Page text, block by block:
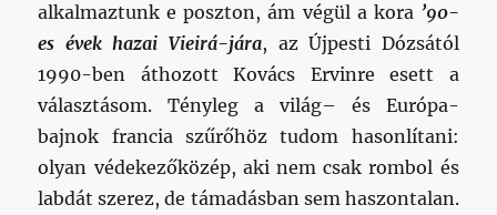
alkalmaztunk e poszton, ám végül a kora ’90-
es évek hazai Vieirá-jára, az Újpesti Dózsától
1990-ben áthozott Kovács Ervinre esett a
választásom. Tényleg a világ– és Európa-
bajnok francia szűrőhöz tudom hasonlítani:
olyan védekezőközép, aki nem csak rombol és
labdát szerez, de támadásban sem haszontalan.